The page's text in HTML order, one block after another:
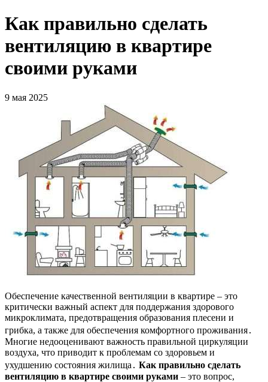
Как правильно сделать
вентиляцию в квартире
своими руками
9 мая 2025
Обеспечение качественной вентиляции в квартире – это
критически важный аспект для поддержания здорового
микроклимата, предотвращения образования плесени и
грибка, а также для обеспечения комфортного проживания․
Многие недооценивают важность правильной циркуляции
воздуха, что приводит к проблемам со здоровьем и
ухудшению состояния жилища․ Как правильно сделать
вентиляцию в квартире своими руками – это вопрос,